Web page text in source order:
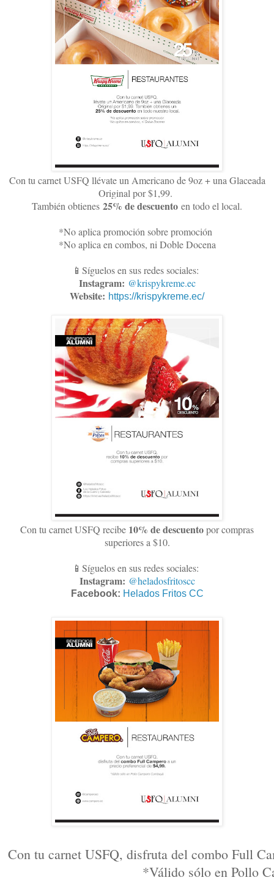
Con tu carnet USFQ llévate un Americano de 9oz + una Glaceada
Original por $1,99.
También obtienes 25% de descuento en todo el local.
*No aplica promoción sobre promoción
*No aplica en combos, ni Doble Docena
📱Síguelos en sus redes sociales:
Instagram: @krispykreme.ec
Website: https://krispykreme.ec/
Con tu carnet USFQ recibe 10% de descuentopor compras
superiores a $10.
📱Síguelos en sus redes sociales:
Instagram: @heladosfritoscc
Facebook: Helados Fritos CC
Con tu carnet USFQ, disfruta del combo Full
*Válido sólo en Pollo